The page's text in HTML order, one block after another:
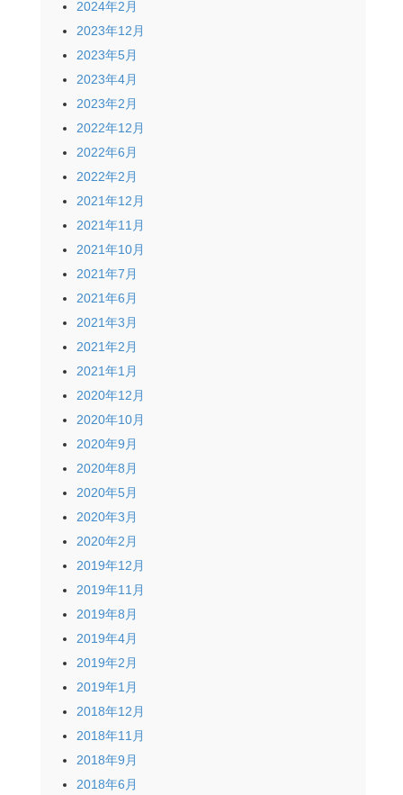
2024年2月
2023年12月
2023年5月
2023年4月
2023年2月
2022年12月
2022年6月
2022年2月
2021年12月
2021年11月
2021年10月
2021年7月
2021年6月
2021年3月
2021年2月
2021年1月
2020年12月
2020年10月
2020年9月
2020年8月
2020年5月
2020年3月
2020年2月
2019年12月
2019年11月
2019年8月
2019年4月
2019年2月
2019年1月
2018年12月
2018年11月
2018年9月
2018年6月